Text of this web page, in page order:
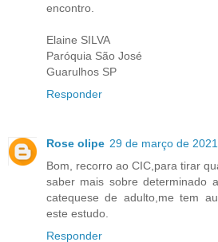
encontro.
Elaine SILVA
Paróquia São José
Guarulhos SP
Responder
Rose olipe 29 de março de
Bom, recorro ao CIC,para tirar
saber mais sobre determinado
catequese de adulto,me tem
este estudo.
Responder